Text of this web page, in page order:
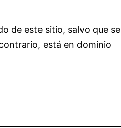
de este sitio, salvo que se
está en dominio